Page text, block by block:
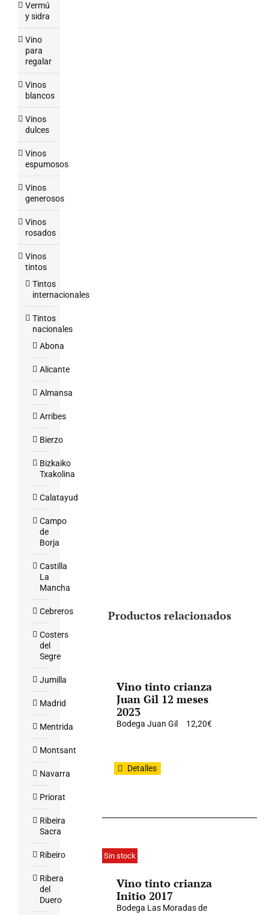
Productos relacionados
Vino tinto crianza
Juan Gil 12 meses
2023
Bodega Juan Gil 12,20€
Detalles
Sin stock
Vino tinto crianza
Initio 2017
Bodega Las Moradas de
Vermú
y sidra
Vino
para
regalar
Vinos
blancos
Vinos
dulces
Vinos
espumosos
Vinos
generosos
Vinos
rosados
Vinos
tintos
Tintos
internacionales
Tintos
nacionales
Abona
Alicante
Almansa
Arribes
Bierzo
Bizkaiko
Txakolina
Calatayud
Campo
de
Borja
Castilla
La
Mancha
Cebreros
Costers
del
Segre
Jumilla
Madrid
Mentrida
Montsant
Navarra
Priorat
Ribeira
Sacra
Ribeiro
Ribera
del
Duero